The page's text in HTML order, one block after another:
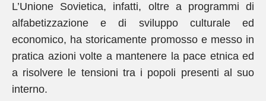
L’Unione Sovietica, infatti, oltre a programmi di
alfabetizzazione e di sviluppo culturale ed
economico, ha storicamente promosso e messo in
pratica azioni volte a mantenere la pace etnica ed
a risolvere le tensioni tra i popoli presenti al suo
interno.